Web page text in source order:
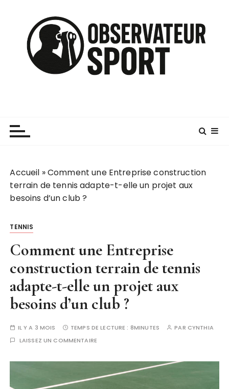
Accueil »Comment une Entreprise construction
terrain de tennis adapte-t-elle un projet aux
besoins d’un club ?
TENNIS
Comment une Entreprise
construction terrain de tennis
adapte-t-elle un projet aux
besoins d’un club ?
IL Y A 3 MOIS TEMPS DE LECTURE : 8MINUTES PAR CYNTHIA
LAISSEZ UN COMMENTAIRE